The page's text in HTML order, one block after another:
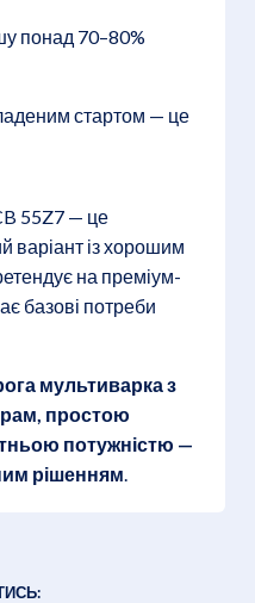
понад 70–80%
стартом — це
55Z7 — це
варіант із хорошим
на преміум-
базові потреби
мультиварка з
простою
потужністю —
рішенням.